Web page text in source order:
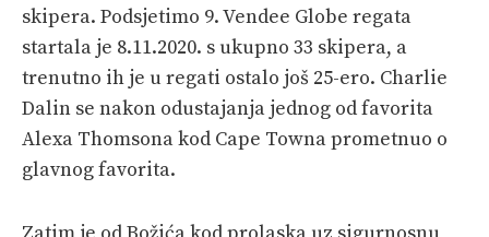
skipera. Podsjetimo 9. Vendee Globe regata
startala je 8.11.2020. s ukupno 33 skipera, a
trenutno ih je u regati ostalo još 25-ero. Charlie
Dalin se nakon odustajanja jednog od favorita
Alexa Thomsona kod Cape Towna prometnuo o
glavnog favorita.